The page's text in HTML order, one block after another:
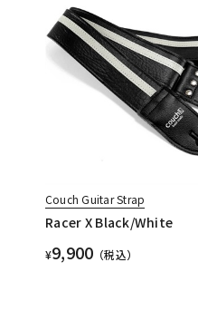
Couch Guitar Strap
Racer X Black/White
¥9,900 （税込）